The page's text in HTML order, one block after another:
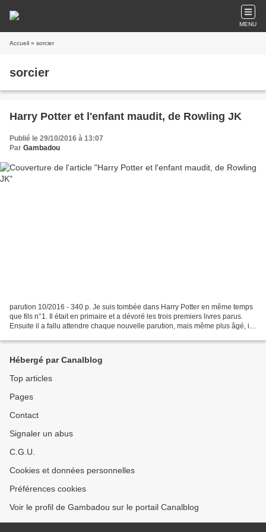
MENU
Accueil » sorcier
sorcier
Harry Potter et l'enfant maudit, de Rowling JK
Publié le 29/10/2016 à 13:07
Par Gambadou
parution 10/2016 - 340 p. Je suis tombée dans Harry Potter en même temps
que fils n°1. Il était en primaire et a dévoré les trois premiers livres parus.
Ensuite il a fallu attendre chaque nouvelle parution, mais même plus âgé, il
Hébergé par Canalblog
Top articles
Pages
Contact
Signaler un abus
C.G.U.
Cookies et données personnelles
Préférences cookies
Voir le profil de Gambadou sur le portail Canalblog